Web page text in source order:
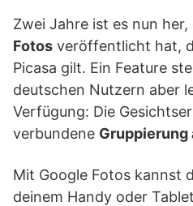
Zwei Jahre ist es nun
Fotos veröffentlicht hat,
Picasa gilt. Ein Feature
deutschen Nutzern aber
Verfügung: Die
verbundene
Mit Google Fotos kannst
deinem Handy oder